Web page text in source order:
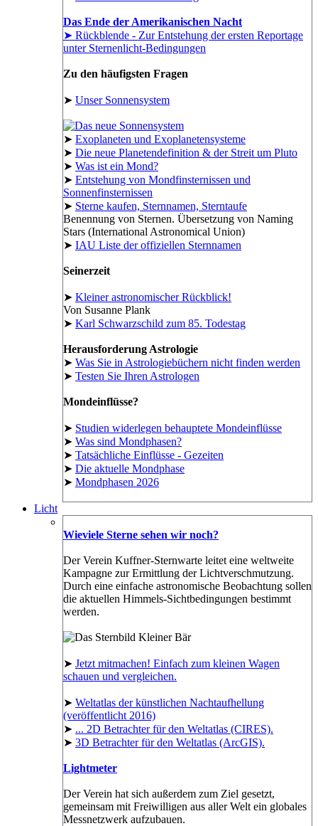
Das Ende der Amerikanischen Nacht
➤ Rückblende - Zur Entstehung der ersten Reportage
unter Sternenlicht-Bedingungen
Zu den häufigsten Fragen
➤ Unser Sonnensystem
➤ Exoplaneten und Exoplanetensysteme
➤ Die neue Planetendefinition & der Streit um Pluto
➤ Was ist ein Mond?
➤ Entstehung von Mondfinsternissen und
Sonnenfinsternissen
➤ Sterne kaufen, Sternnamen, Sterntaufe
Benennung von Sternen. Übersetzung von Naming
Stars (International Astronomical Union)
➤ IAU Liste der offiziellen Sternnamen
Seinerzeit
➤ Kleiner astronomischer Rückblick!
Von Susanne Plank
➤ Karl Schwarzschild zum 85. Todestag
Herausforderung Astrologie
➤ Was Sie in Astrologiebüchern nicht finden werden
➤ Testen Sie Ihren Astrologen
Mondeinflüsse?
➤ Studien widerlegen behauptete Mondeinflüsse
➤ Was sind Mondphasen?
➤ Tatsächliche Einflüsse - Gezeiten
➤ Die aktuelle Mondphase
➤ Mondphasen 2026
Licht
Wieviele Sterne sehen wir noch?
Der Verein Kuffner-Sternwarte leitet eine weltweite
Kampagne zur Ermittlung der Lichtverschmutzung.
Durch eine einfache astronomische Beobachtung sollen
die aktuellen Himmels-Sichtbedingungen bestimmt
werden.
➤ Jetzt mitmachen! Einfach zum kleinen Wagen
schauen und vergleichen.
➤ Weltatlas der künstlichen Nachtaufhellung
(veröffentlicht 2016)
➤ ... 2D Betrachter für den Weltatlas (CIRES).
➤ 3D Betrachter für den Weltatlas (ArcGIS).
Lightmeter
Der Verein hat sich außerdem zum Ziel gesetzt,
gemeinsam mit Freiwilligen aus aller Welt ein globales
Messnetzwerk aufzubauen.